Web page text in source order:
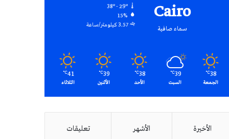
Cairo
سماء صافية
38º - 29º
15%
3.57 كيلومتر/ساعة
38
℃
الجمعة
39
℃
السبت
38
℃
الأحد
39
℃
الأثنين
41
℃
الثلاثاء
الأخيرة الأشهر تعليقات